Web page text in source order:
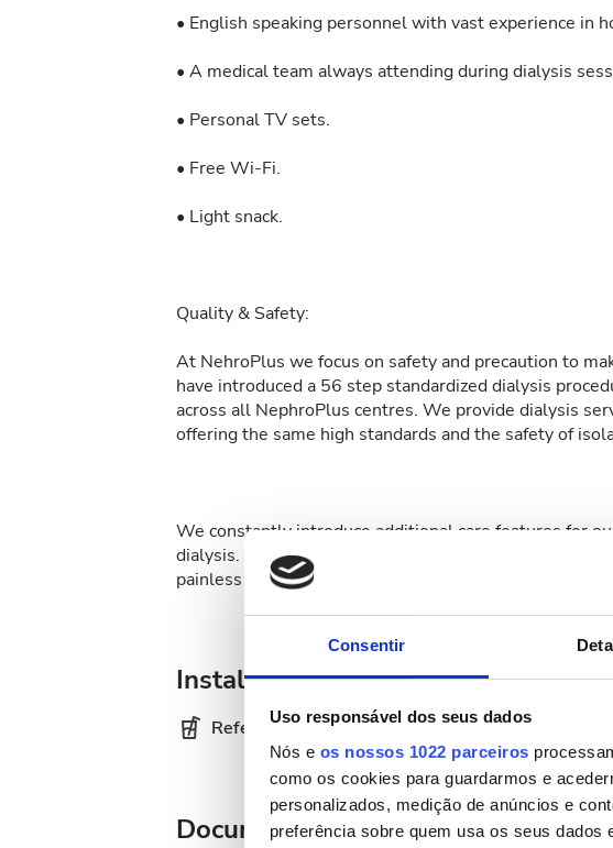
Consentir
Uso responsável dos seus dados
Nós e os nossos 1022 parceiros
como os cookies para guardarmos e
personalizados, medição de anúncios e
preferência sobre quem usa os seus dados
• English speaking personnel with vast experience in
• A medical team always attending during dialysis
• Personal TV sets.
• Free Wi-Fi.
• Light snack.
Quality & Safety:
At NehroPlus we focus on safety and precaution to
have introduced a 56 step standardized dialysis
across all NephroPlus centres. We provide dialysis
offering the same high standards and the safety of
We constantly introduce additional care features for
dialysis. At NephroPlus patients can opt-in for
painless affair.
Instalações
Refeições Wi-Fi Gratuito
Documentação médica